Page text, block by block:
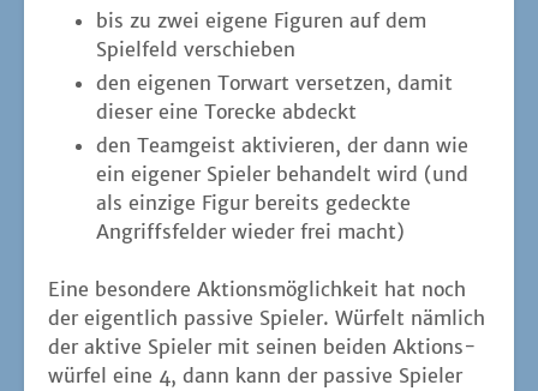
bis zu zwei eige­ne Figu­ren auf dem
Spiel­feld verschieben
den eige­nen Tor­wart ver­set­zen, damit
die­ser eine Tor­ecke abdeckt
den Team­geist akti­vie­ren, der dann wie
ein eige­ner Spie­ler behan­delt wird (und
als ein­zi­ge Figur bereits gedeck­te
Angriffs­fel­der wie­der frei macht)
Eine beson­de­re Akti­ons­mög­lich­keit hat noch
der eigent­lich pas­si­ve Spie­ler. Wür­felt näm­lich
der akti­ve Spie­ler mit sei­nen bei­den Akti­ons­
wür­fel eine 4, dann kann der pas­si­ve Spie­ler